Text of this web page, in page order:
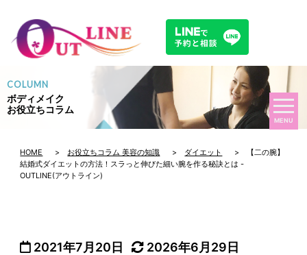
COLUMN
ボディメイク
お役立ちコラム
MENU
HOME > お役立ちコラム 美容の知識 > ダイエット
> 【二の腕】
結婚式ダイエットの方法！スラっと伸びた細い腕を作る秘訣とは -
OUTLINE(アウトライン)
2021年7月20日 2026年6月29日